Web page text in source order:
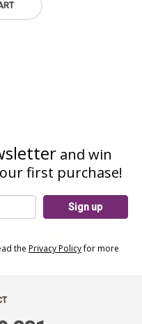
and win
first purchase!
Sign up
the Privacy Policyfor more